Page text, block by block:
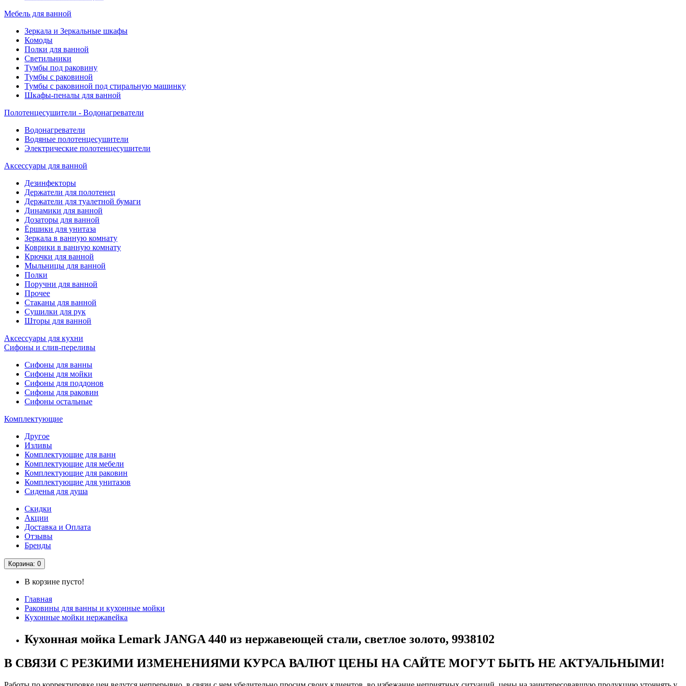
Мебель для ванной
Зеркала и Зеркальные шкафы
Комоды
Полки для ванной
Светильники
Тумбы под раковину
Тумбы с раковиной
Тумбы с раковиной под стиральную машинку
Шкафы-пеналы для ванной
Полотенцесушители - Водонагреватели
Водонагреватели
Водяные полотенцесушители
Электрические полотенцесушители
Аксессуары для ванной
Дезинфекторы
Держатели для полотенец
Держатели для туалетной бумаги
Динамики для ванной
Дозаторы для ванной
Ёршики для унитаза
Зеркала в ванную комнату
Коврики в ванную комнату
Крючки для ванной
Мыльницы для ванной
Полки
Поручни для ванной
Прочее
Стаканы для ванной
Сушилки для рук
Шторы для ванной
Аксессуары для кухни
Сифоны и слив-переливы
Сифоны для ванны
Сифоны для мойки
Сифоны для поддонов
Сифоны для раковин
Сифоны остальные
Комплектующие
Другое
Изливы
Комплектующие для ванн
Комплектующие для мебели
Комплектующие для раковин
Комплектующие для унитазов
Сиденья для душа
Скидки
Акции
Доставка и Оплата
Отзывы
Бренды
Корзина: 0
В корзине пусто!
Главная
Раковины для ванны и кухонные мойки
Кухонные мойки нержавейка
Кухонная мойка Lemark JANGA 440 из нержавеющей стали, светлое золото, 9938102
В СВЯЗИ С РЕЗКИМИ ИЗМЕНЕНИЯМИ КУРСА ВАЛЮТ ЦЕНЫ НА САЙТЕ МОГУТ БЫТЬ НЕ АКТУАЛЬНЫМИ!